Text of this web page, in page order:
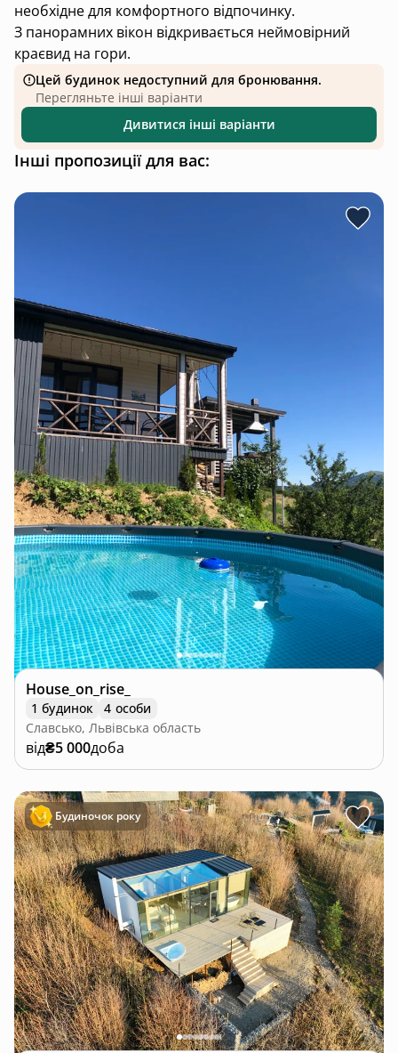
необхідне для комфортного відпочинку.
З панорамних вікон відкривається неймовірний
краєвид на гори.
Цей будинок недоступний для бронювання.
Перегляньте інші варіанти
Дивитися інші варіанти
Інші пропозиції для вас:
House_on_rise_
1 будинок
4 особи
Славсько, Львівська область
від₴5 000доба
Будиночок року